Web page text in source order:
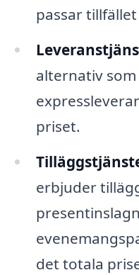
passar
alternativ
priset.
erbjuder
det totala